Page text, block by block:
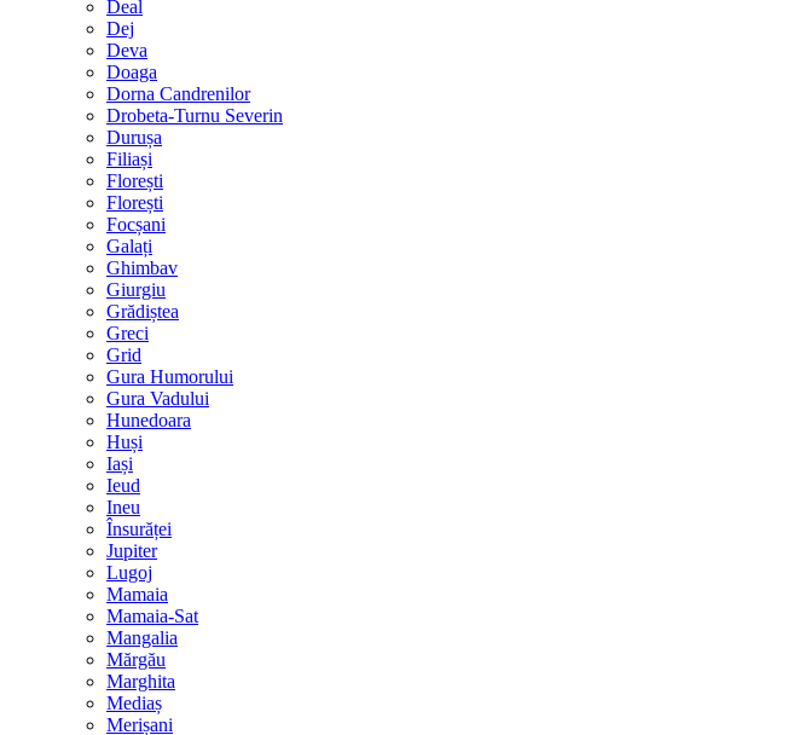
Deal
Dej
Deva
Doaga
Dorna Candrenilor
Drobeta-Turnu Severin
Durușa
Filiași
Florești
Florești
Focșani
Galați
Ghimbav
Giurgiu
Grădiștea
Greci
Grid
Gura Humorului
Gura Vadului
Hunedoara
Huși
Iași
Ieud
Ineu
Însurăței
Jupiter
Lugoj
Mamaia
Mamaia-Sat
Mangalia
Mărgău
Marghita
Mediaș
Merișani